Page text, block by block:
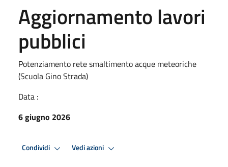
Aggiornamento lavori
pubblici
Potenziamento rete smaltimento acque meteoriche
(Scuola Gino Strada)
Data :
6 giugno 2026
Condividi Vedi azioni